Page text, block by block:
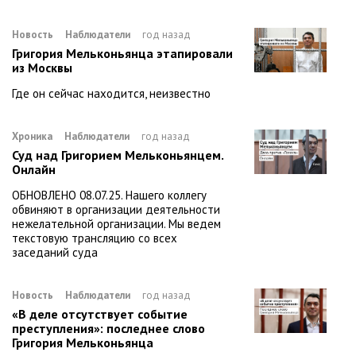
Новость Наблюдатели год назад
Григория Мельконьянца этапировали
из Москвы
Где он сейчас находится, неизвестно
Хроника Наблюдатели год назад
Суд над Григорием Мельконьянцем.
Онлайн
ОБНОВЛЕНО 08.07.25. Нашего коллегу
обвиняют в организации деятельности
нежелательной организации. Мы ведем
текстовую трансляцию со всех
заседаний суда
Новость Наблюдатели год назад
«В деле отсутствует событие
преступления»: последнее слово
Григория Мельконьянца